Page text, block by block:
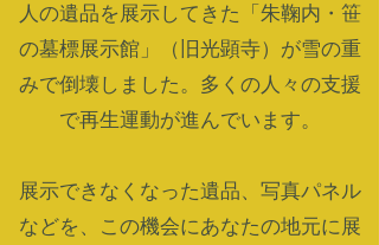
人の遺品を展示してきた「朱鞠内・笹
の墓標展示館」（旧光顕寺）が雪の重
みで倒壊しました。多くの人々の支援
で再生運動が進んでいます。
展示できなくなった遺品、写真パネル
などを、この機会にあなたの地元に展